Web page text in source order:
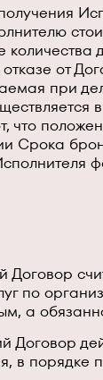
от
при
что
Срока
Договор
по
а
Договор
в порядке